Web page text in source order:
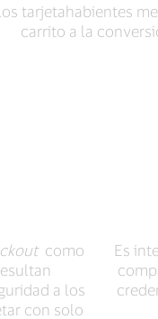
tarjetahabientes
carrito a la
como
a los
con solo
Es